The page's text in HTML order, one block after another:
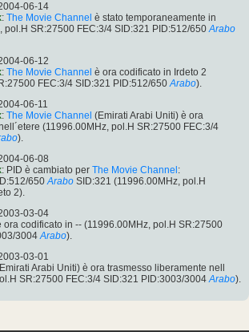
06-14
: The Movie Channel è stato temporaneamente in
pol.H SR:27500 FEC:3/4 SID:321 PID:512/650 Arabo
06-12
: The Movie Channel è ora codificato in Irdeto 2
FEC:3/4 SID:321 PID:512/650 Arabo).
06-11
: The Movie Channel (Emirati Arabi Uniti) è ora
(11996.00MHz, pol.H SR:27500 FEC:3/4
).
06-08
: PID è cambiato per The Movie Channel :
650 Arabo SID:321 (11996.00MHz, pol.H
2).
03-04
ora codificato in -- (11996.00MHz, pol.H SR:27500
3004 Arabo).
03-01
Arabi Uniti) è ora trasmesso liberamente nell
SR:27500 FEC:3/4 SID:321 PID:3003/3004 Arabo).